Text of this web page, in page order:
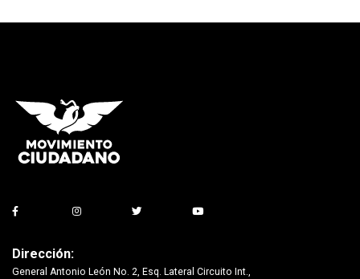
Dirección:
General Antonio León No. 2, Esq. Lateral Circuito Int.,